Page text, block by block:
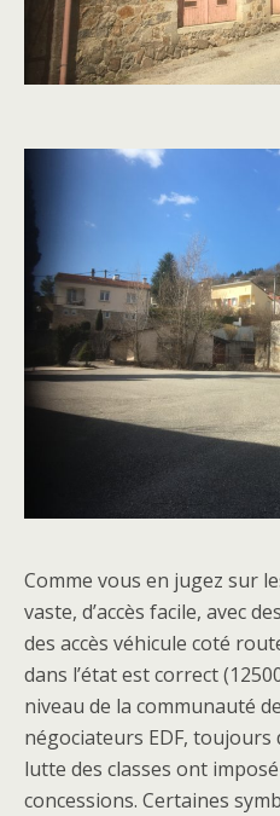
Comme vous en jugez sur
vaste, d’accès facile, avec
des accès véhicule coté
dans l’état est correct
niveau de la communauté
négociateurs EDF, toujours
lutte des classes ont
concessions. Certaines